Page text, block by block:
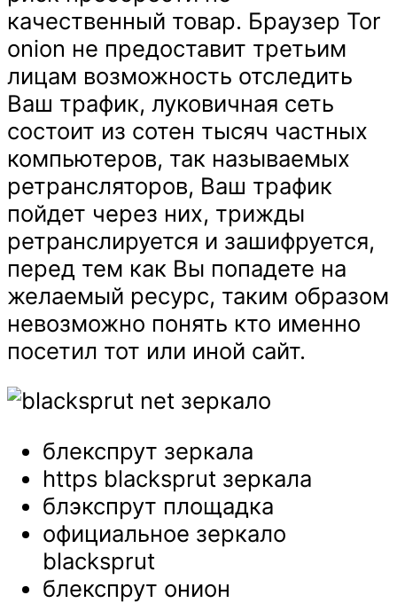
качественный товар. Браузер Tor
onion не предоставит третьим
лицам возможность отследить
Ваш трафик, луковичная сеть
состоит из сотен тысяч частных
компьютеров, так называемых
ретрансляторов, Ваш трафик
пойдет через них, трижды
ретранслируется и зашифруется,
перед тем как Вы попадете на
желаемый ресурс, таким образом
невозможно понять кто именно
посетил тот или иной сайт.
блекспрут зеркала
https blacksprut зеркала
блэкспрут площадка
официальное зеркало
blacksprut
блекспрут онион